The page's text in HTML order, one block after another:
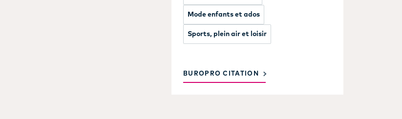
Mode enfants et ados
Sports, plein air et loisir
BUROPRO CITATION